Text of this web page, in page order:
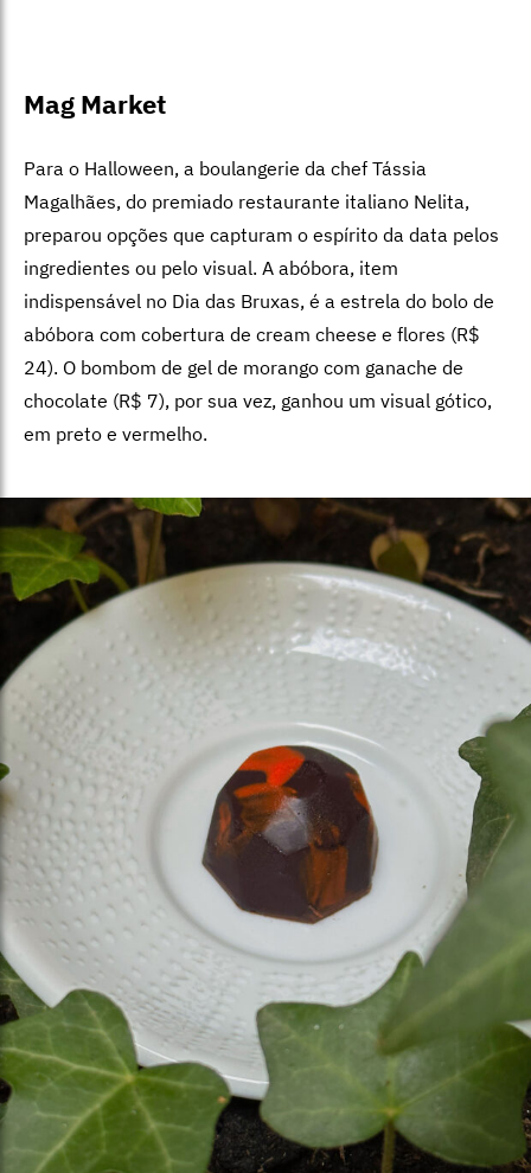
Mag Market
Para o Halloween, a boulangerie da chef Tássia
Magalhães, do premiado restaurante italiano Nelita,
preparou opções que capturam o espírito da data pelos
ingredientes ou pelo visual. A abóbora, item
indispensável no Dia das Bruxas, é a estrela do bolo de
abóbora com cobertura de cream cheese e flores (R$
24). O bombom de gel de morango com ganache de
chocolate (R$ 7), por sua vez, ganhou um visual gótico,
em preto e vermelho.